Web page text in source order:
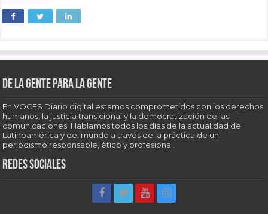
De la gente para la gente
En VOCES Diario digital estamos comprometidos con los derechos
humanos, la justicia transicional y la democratización de las
comunicaciones. Hablamos todos los días de la actualidad de
Latinoamérica y del mundo a través de la práctica de un
periodismo responsable, ético y profesional.
Redes sociales